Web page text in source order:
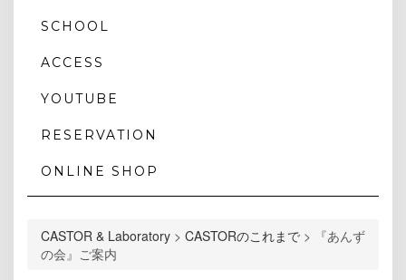
SCHOOL
ACCESS
YOUTUBE
RESERVATION
ONLINE SHOP
CASTOR & Laboratory > CASTORのこれまで >
『あんず
の会』ご案内